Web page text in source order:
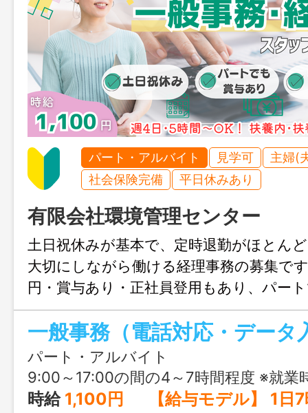
パート・アルバイト 見学可
主婦(
社会保険完備
平日休みあり
有限会社環境管理センター
土日祝休みが基本で、定時退勤がほとん
大切にしながら働ける経理事務の募集で
円・賞与あり・正社員登用もあり、パー
て働ける点が魅力です。
一般事務（電話対応・データ
パート・アルバイト
9:00～17:00の間の4～7時間程度 ※就業
時給 1,100円 【給与モデル】 1日7時間／週5日・月20.4日 ▶ 月収 約157,000円